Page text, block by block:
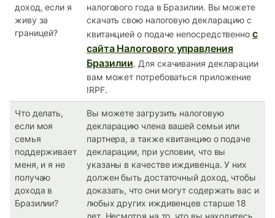
доход, если я
живу за
границей?
налогового года в Бразилии. Вы можете
скачать свою налоговую декларацию с
квитанцией о подаче непосредственно с
сайта Налогового управления
Бразилии. Для скачивания декларации
вам может потребоваться приложение
IRPF.
Что делать,
если моя
семья
поддерживает
меня, и я не
получаю
дохода в
Бразилии?
Вы можете загрузить налоговую
декларацию члена вашей семьи или
партнера, а также квитанцию ​​о подаче
декларации, при условии, что вы
указаны в качестве иждивенца. У них
должен быть достаточный доход, чтобы
доказать, что они могут содержать вас и
любых других иждивенцев старше 18
лет. Несмотря на то, что вы находитесь